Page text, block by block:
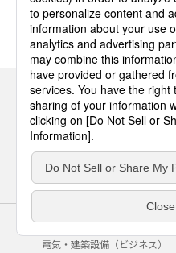
サイトのご利用にあたって
電気・建築設備（ビジネス）